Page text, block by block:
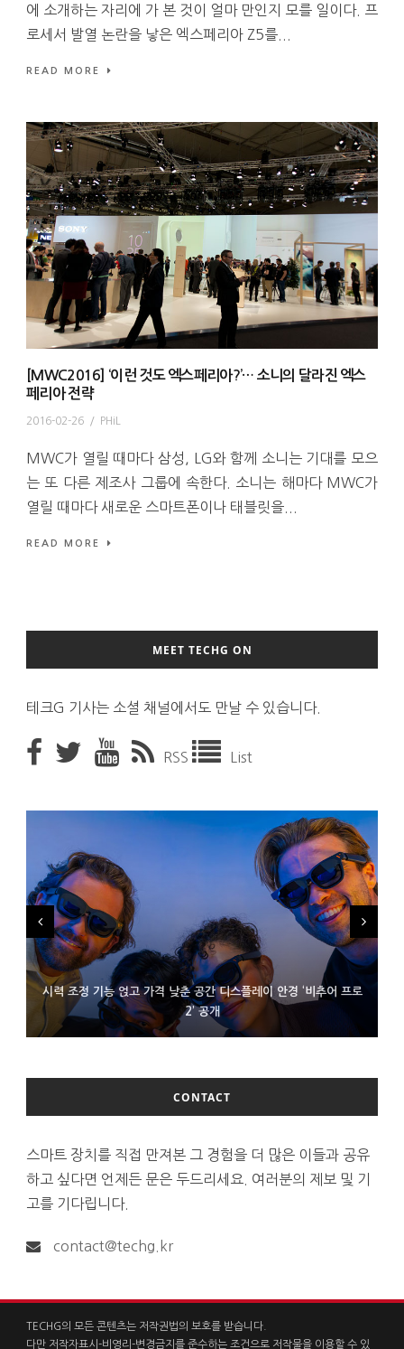
에 소개하는 자리에 가 본 것이 얼마 만인지 모를 일이다. 프
로세서 발열 논란을 낳은 엑스페리아 Z5를...
READ MORE
[MWC2016] ‘이런 것도 엑스페리아?’… 소니의 달라진 엑스
페리아 전략
2016-02-26 / PHiL
MWC가 열릴 때마다 삼성, LG와 함께 소니는 기대를 모으
는 또 다른 제조사 그룹에 속한다. 소니는 해마다 MWC가
열릴 때마다 새로운 스마트폰이나 태블릿을...
READ MORE
MEET TECHG ON
테크G 기사는 소셜 채널에서도 만날 수 있습니다.
RSS List
시력 조정 기능 얹고 가격 낮춘 공간 디스플레이 안경 ‘비추어 프로
2’ 공개
D램 부족에 10억달러어치 아이폰18 프로세서 패키징 대기 중
300~400달러 반지형 스피커 준비하는 오픈AI
CONTACT
스마트 장치를 직접 만져본 그 경험을 더 많은 이들과 공유
하고 싶다면 언제든 문은 두드리세요. 여러분의 제보 및 기
고를 기다립니다.
contact@techg.kr
TECHG의 모든 콘텐츠는 저작권법의 보호를 받습니다.
다만 저작자표시-비영리-변경금지를 준수하는 조건으로 저작물을 이용할 수 있